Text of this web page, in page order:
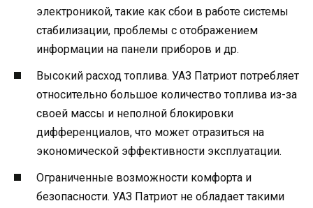
электроникой, такие как сбои в работе системы
стабилизации, проблемы с отображением
информации на панели приборов и др.
Высокий расход топлива. УАЗ Патриот потребляет
относительно большое количество топлива из-за
своей массы и неполной блокировки
дифференциалов, что может отразиться на
экономической эффективности эксплуатации.
Ограниченные возможности комфорта и
безопасности. УАЗ Патриот не обладает такими